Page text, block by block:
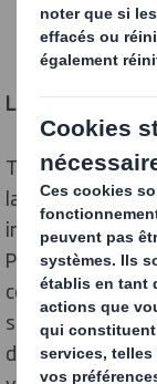
La blockchain
Technologie à
la blockchain
informations, de
Par extension,
contenant les
ses utilisateurs
d’intermédiaires,